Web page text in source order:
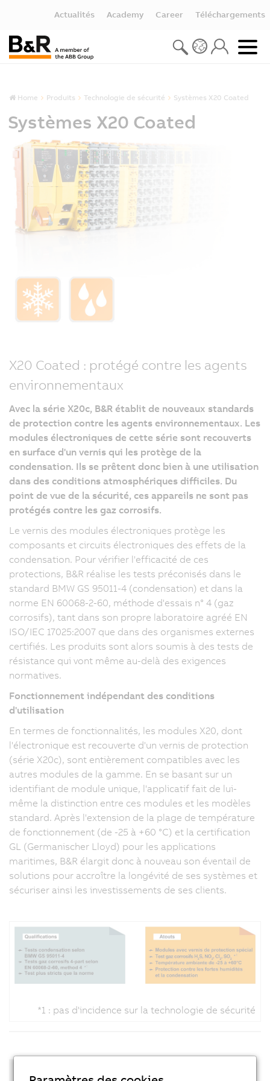
Actualités Academy Career Téléchargements
Home Produits Technologie de sécurité Systèmes X20 Coated
Systèmes X20 Coated
X20 Coated : protégé contre les agents
environnementaux
Avec la série X20c, B&R établit de nouveaux standards
de protection contre les agents environnementaux. Les
modules électroniques de cette série sont recouverts
en surface d'un vernis qui les protège de la
condensation. Ils se prêtent donc bien à une utilisation
dans des conditions atmosphériques difficiles. Du
point de vue de la sécurité, ces appareils ne sont pas
protégés contre les gaz corrosifs.
Le vernis des modules électroniques protège les
composants et circuits électroniques des effets de la
condensation. Pour vérifier l'efficacité de ces
protections, B&R réalise les tests préconisés dans le
standard BMW GS 95011-4 (condensation) et dans la
norme EN 60068-2-60, méthode d'essais n° 4 (gaz
corrosifs), tant dans son propre laboratoire agréé EN
ISO/IEC 17025:2007 que dans des organismes externes
certifiés. Les produits sont alors soumis à des tests de
résistance qui vont même au-delà des exigences
normatives.
Fonctionnement indépendant des conditions
d'utilisation
En termes de fonctionnalités, les modules X20, dont
l'électronique est recouverte d'un vernis de protection
(série X20c), sont entièrement compatibles avec les
autres modules de la gamme. En se basant sur un
identifiant de module unique, l'applicatif fait de lui-
même la distinction entre ces modules et les modèles
standard. Après l'extension de la plage de température
de fonctionnement (de -25 à +60 °C) et la certification
GL (Germanischer Lloyd) pour les applications
maritimes, B&R élargit donc à nouveau son éventail de
solutions pour accroître la longévité de ses systèmes et
sécuriser ainsi les investissements de ses clients.
*1 : pas d'incidence sur la technologie de sécurité
Composants et modules